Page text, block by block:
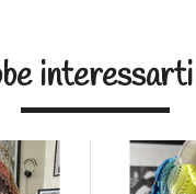
interessarti